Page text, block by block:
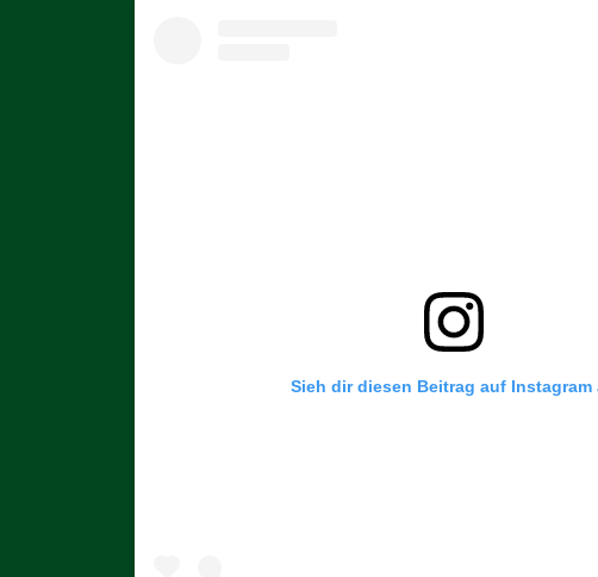
Sieh dir diesen Beitrag auf Instagram